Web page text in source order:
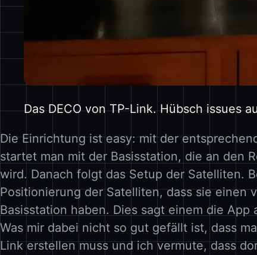
Das DECO von TP-Link. Hübsch issues
Die Einrichtung ist easy: mit der
startet man mit der Basisstation, die an den
wird. Danach folgt das Setup der Satelliten.
Positionierung der Satelliten, dass sie einen
Basisstation haben. Dies sagt einem die
Was mir dabei nicht so gut gefällt ist, dass
Link erstellen muss und ich vermute, dass